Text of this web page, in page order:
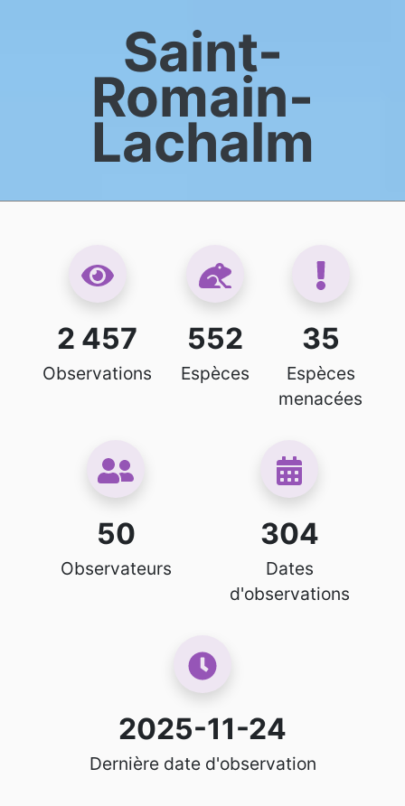
Saint-
Romain-
Lachalm
2 457
Observations
552
Espèces
35
Espèces
menacées
50
Observateurs
304
Dates
d'observations
2025-11-24
Dernière date d'observation